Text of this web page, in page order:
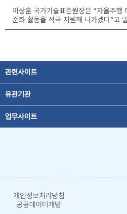
이상훈 국가기술표준원장은 “자율주
준화 활동을 적극 지원해 나가겠다”고
관련사이트
유관기관
업무사이트
개인정보처리방침
공공데이터개방